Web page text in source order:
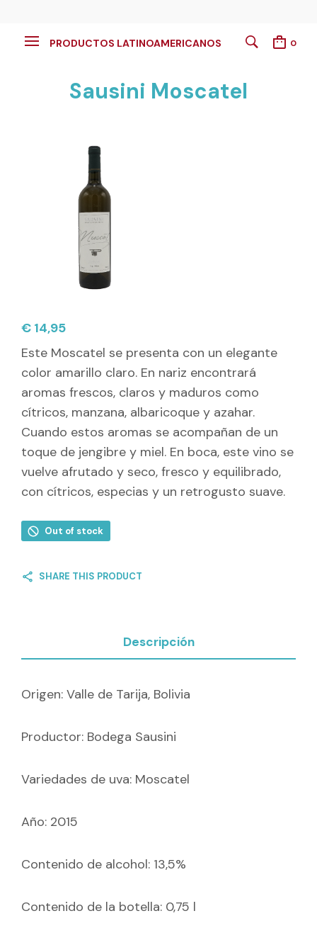
PRODUCTOS LATINOAMERICANOS 0
Sausini Moscatel
€ 14,95
Este Moscatel se presenta con un elegante
color amarillo claro. En nariz encontrará
aromas frescos, claros y maduros como
cítricos, manzana, albaricoque y azahar.
Cuando estos aromas se acompañan de un
toque de jengibre y miel. En boca, este vino se
vuelve afrutado y seco, fresco y equilibrado,
con cítricos, especias y un retrogusto suave.
Out of stock
SHARE THIS PRODUCT
Descripción
Origen: Valle de Tarija, Bolivia
Productor: Bodega Sausini
Variedades de uva: Moscatel
Año: 2015
Contenido de alcohol: 13,5%
Contenido de la botella: 0,75 l